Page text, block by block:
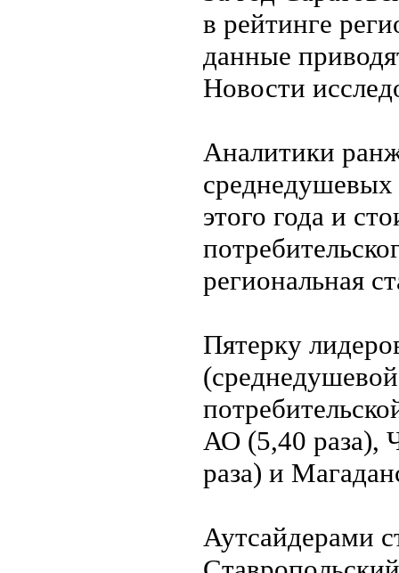
в рейтинге
данные
Новости
Аналитики
среднедушевых
этого года и
региональная
Пятерку
АО (5,40 раза),
раза) и
Аутсайдерами